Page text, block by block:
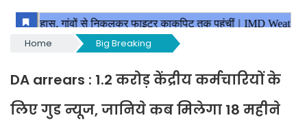
Home Big Breaking
DA arrears : 1.2 करोड़ केंद्रीय कर्मचारियों के
लिए गुड न्यूज, जानिये कब मिलेगा 18 महीने